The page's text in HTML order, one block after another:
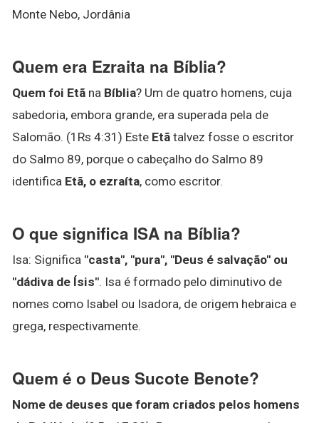
Monte Nebo, Jordânia
Quem era Ezraita na Bíblia?
Quem foi Etã na Bíblia? Um de quatro homens, cuja
sabedoria, embora grande, era superada pela de
Salomão. (1Rs 4:31) Este Etã talvez fosse o escritor
do Salmo 89, porque o cabeçalho do Salmo 89
identifica Etã, o ezraíta, como escritor.
O que significa ISA na Bíblia?
Isa: Significa "casta", "pura", "Deus é salvação" ou
"dádiva de Ísis". Isa é formado pelo diminutivo de
nomes como Isabel ou Isadora, de origem hebraica e
grega, respectivamente.
Quem é o Deus Sucote Benote?
Nome de deuses que foram criados pelos homens